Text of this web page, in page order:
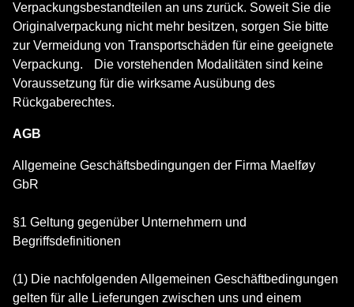
Verpackungsbestandteilen an uns zurück. Soweit Sie die
Originalverpackung nicht mehr besitzen, sorgen Sie bitte
zur Vermeidung von Transportschäden für eine geeignete
Verpackung. Die vorstehenden Modalitäten sind keine
Voraussetzung für die wirksame Ausübung des
Rückgaberechtes.
AGB
Allgemeine Geschäftsbedingungen der Firma Maelføy
GbR
§1 Geltung gegenüber Unternehmern und
Begriffsdefinitionen
(1) Die nachfolgenden Allgemeinen Geschäftbedingungen
gelten für alle Lieferungen zwischen uns und einem